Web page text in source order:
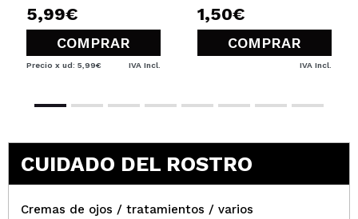
5,99€
COMPRAR
Precio x ud: 5,99€ IVA Incl.
1,50€
COMPRAR
IVA Incl.
CUIDADO DEL ROSTRO
Cremas de ojos / tratamientos / varios